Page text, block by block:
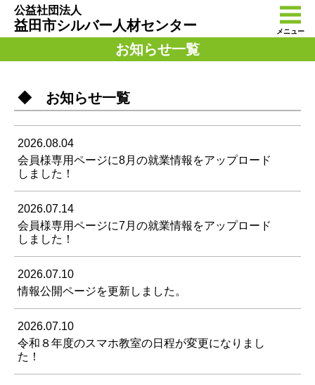
公益社団法人
益田市シルバー人材センター メニュー
お知らせ一覧
◆ お知らせ一覧
2026.08.04
会員様専用ページに8月の就業情報をアップロード
しました！
2026.07.14
会員様専用ページに7月の就業情報をアップロード
しました！
2026.07.10
情報公開ページを更新しました。
2026.07.10
令和８年度のスマホ教室の日程が変更になりまし
た！